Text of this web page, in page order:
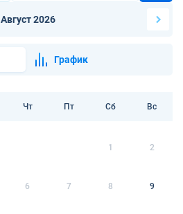
Август 2026
График
Чт Пт Сб Вс
1 2
6 7 8 9